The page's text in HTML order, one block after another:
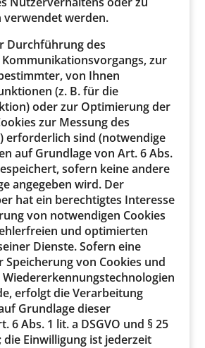
verwendet werden.
Durchführung des
zur
von Ihnen
(z. B. für die
oder zur Optimierung der
zur Messung des
erforderlich sind (notwendige
auf Grundlage von Art. 6 Abs.
sofern keine andere
angegeben wird. Der
hat ein berechtigtes Interesse
von notwendigen Cookies
und optimierten
Dienste. Sofern eine
Speicherung von Cookies und
erfolgt die Verarbeitung
Grundlage dieser
6 Abs. 1 lit. a DSGVO und § 25
die Einwilligung ist jederzeit